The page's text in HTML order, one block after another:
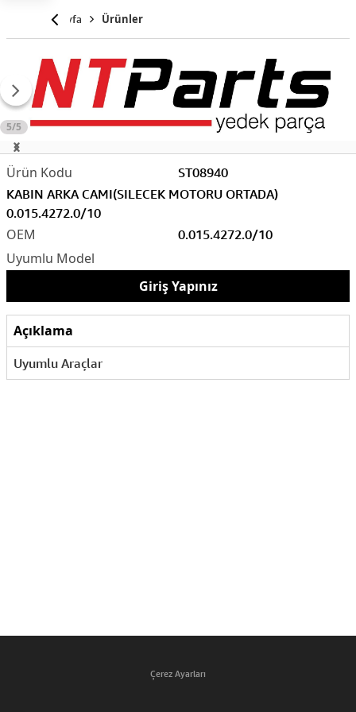
Anasayfa Ürünler
5/5
ST08940
0.015.4272.0/10
KABIN ARKA CAMI(SILECEK MOTORU ORTADA)
0.015.4272.0/10
Giriş Yapınız
Açıklama
Uyumlu Araçlar
Çerez Ayarları